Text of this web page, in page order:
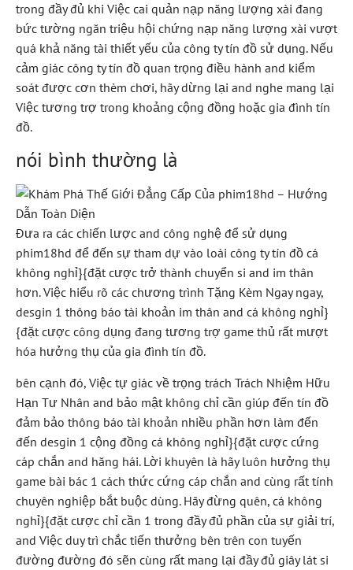
trong đầy đủ khi Việc cai quản nạp năng lượng xài đang
bức tường ngăn triệu hội chứng nạp năng lượng xài vượt
quá khả năng tài thiết yếu của công ty tín đồ sử dụng. Nếu
cảm giác công ty tín đồ quan trọng điều hành and kiểm
soát được cơn thèm chơi, hãy dừng lại and nghe mang lại
Việc tương trợ trong khoảng cộng đồng hoặc gia đình tín
đồ.
nói bình thường là
Đưa ra các chiến lược and công nghệ để sử dụng
phim18hd để đến sự tham dự vào loài công ty tín đồ cá
không nghỉ}{đặt cược trở thành chuyển si and im thân
hơn. Việc hiểu rõ các chương trình Tặng Kèm Ngay ngay,
desgin 1 thông báo tài khoản im thân and cá không nghỉ}
{đặt cược công dụng đang tương trợ game thủ rất mượt
hóa hưởng thụ của gia đình tín đồ.
bên cạnh đó, Việc tự giác về trọng trách Trách Nhiệm Hữu
Hạn Tư Nhân and bảo mật không chỉ cần giúp đến tín đồ
đảm bảo thông báo tài khoản nhiều phần hơn làm đến
đến desgin 1 cộng đồng cá không nghỉ}{đặt cược cứng
cáp chắn and hăng hái. Lời khuyên là hãy luôn hưởng thụ
game bài bác 1 cách thức cứng cáp chắn and cùng rất tính
chuyên nghiệp bắt buộc dùng. Hãy đừng quên, cá không
nghỉ}{đặt cược chỉ cần 1 trong đầy đủ phần của sự giải trí,
and Việc duy trì chắc tiến thưởng bên trên con tuyến
đường đường đó sẽn cùng rất mang lại đầy đủ giây lát si